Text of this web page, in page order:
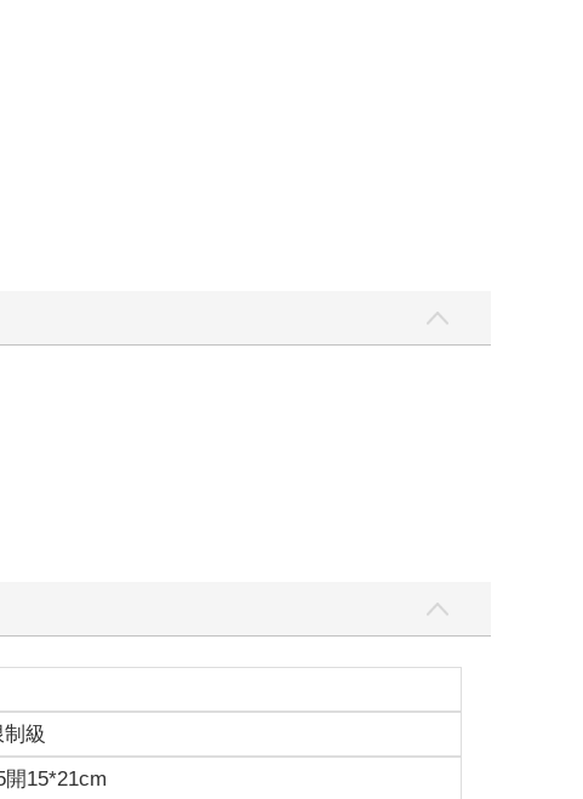
制級
開15*21cm